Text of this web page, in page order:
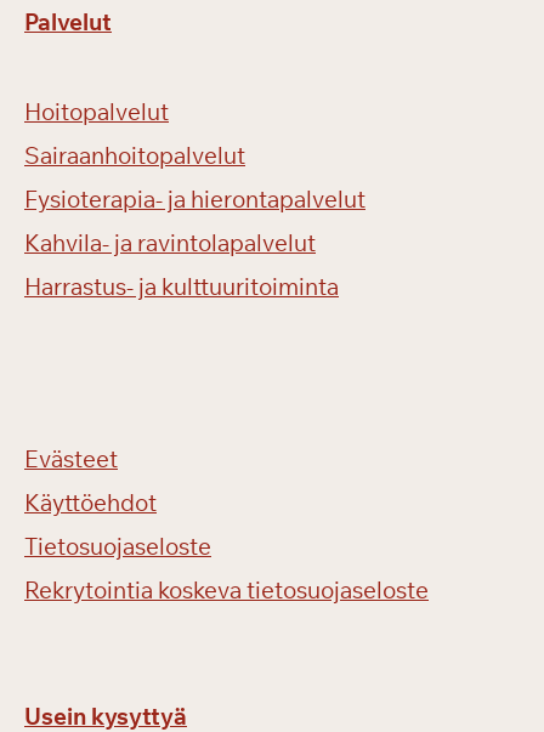
Palvelut
Hoitopalvelut
Sairaanhoitopalvelut
Fysioterapia- ja hierontapalvelut
Kahvila- ja ravintolapalvelut
Harrastus- ja kulttuuritoiminta
Evästeet
Käyttöehdot
Tietosuojaseloste
Rekrytointia koskeva tietosuojaseloste
Usein kysyttyä